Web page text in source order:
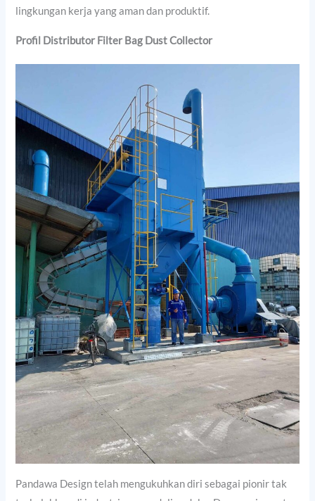
lingkungan kerja yang aman dan produktif.
Profil Distributor Filter Bag Dust Collector
Pandawa Design telah mengukuhkan diri sebagai pionir tak